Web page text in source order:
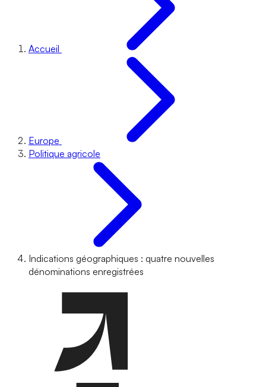
Accueil
Europe
Politique agricole
Indications géographiques : quatre nouvelles
dénominations enregistrées